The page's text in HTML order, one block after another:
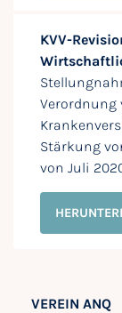
VEREIN ANQ
KVV-
Verordnung
Stärkung
von Juli